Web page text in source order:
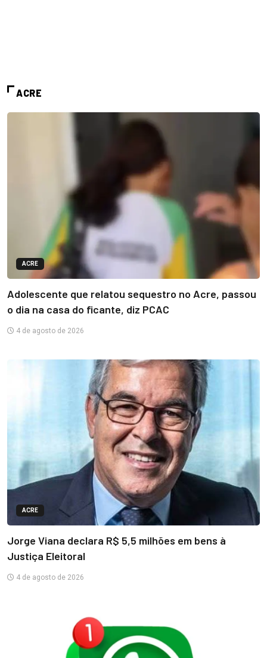
ACRE
ACRE
Adolescente que relatou sequestro no Acre, passou
o dia na casa do ficante, diz PCAC
4 de agosto de 2026
ACRE
Jorge Viana declara R$ 5,5 milhões em bens à
Justiça Eleitoral
4 de agosto de 2026